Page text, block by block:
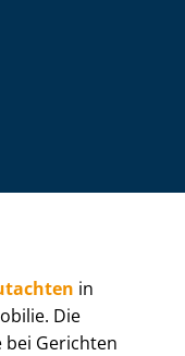
in
Die
bei Gerichten